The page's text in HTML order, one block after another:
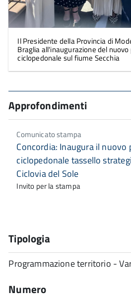
Il Presidente della Provincia di
Braglia all'inaugurazione del
ciclopedonale sul fiume Secchia
Approfondimenti
Comunicato stampa
Concordia: Inaugura il nuovo
ciclopedonale tassello
Ciclovia del Sole
Invito per la stampa
Tipologia
Programmazione territorio -
Numero